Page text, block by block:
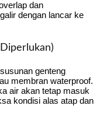
dan
dengan lancar ke
genteng
membran waterproof.
air akan tetap masuk
kondisi alas atap dan